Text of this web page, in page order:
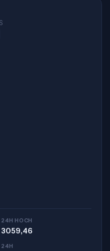
24H HOCH
3059,46
24H